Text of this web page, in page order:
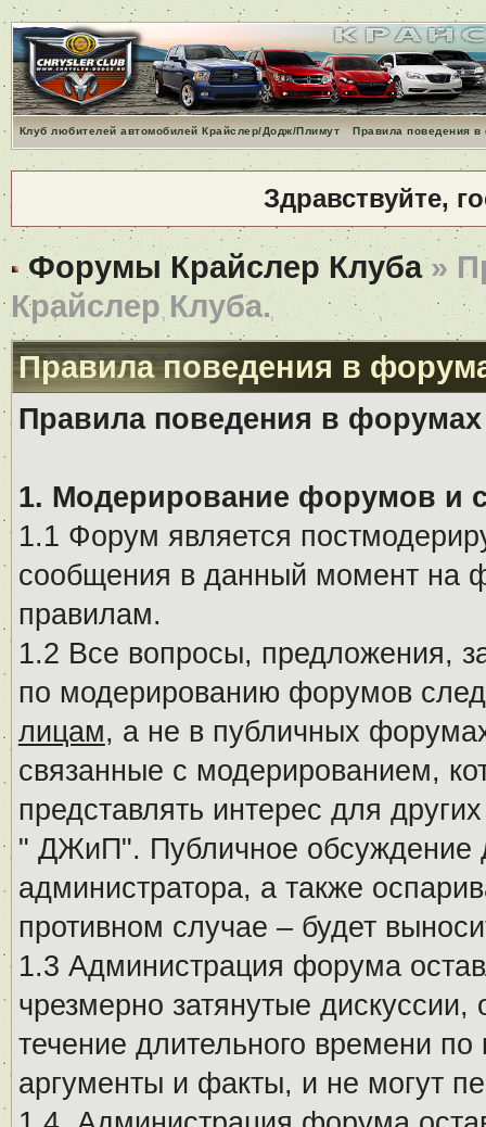
Клуб любителей автомобилей Крайслер/Додж/Плимут Правила поведения
Здравствуйте,
Форумы Крайслер Клуба»
Крайслер Клуба.
Правила поведения в
Правила поведения в
1. Модерирование форумов и
1.1 Форум является
сообщения в данный момент на
правилам.
1.2 Все вопросы, предложения,
по модерированию форумов
лицам, а не в публичных
связанные с модерированием,
представлять интерес для
" ДЖиП". Публичное обсуждение
администратора, а также
противном случае – будет
1.3 Администрация форума
чрезмерно затянутые
течение длительного времени
аргументы и факты, и не могут